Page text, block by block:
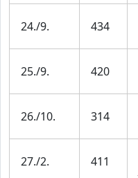
24./9. 434
25./9. 420
26./10. 314
27./2. 411